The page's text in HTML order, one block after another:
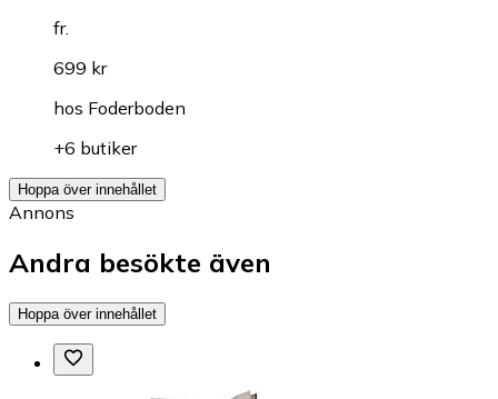
fr.
699 kr
hos Foderboden
+6 butiker
Hoppa över innehållet
Annons
Andra besökte även
Hoppa över innehållet